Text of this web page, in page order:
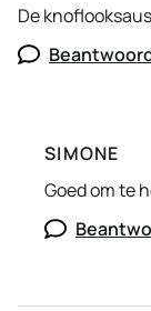
De
SIMONE
Goed om te